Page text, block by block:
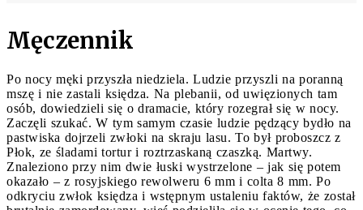
Męczennik
Po nocy męki przyszła niedziela. Ludzie przyszli na poranną
mszę i nie zastali księdza. Na plebanii, od uwięzionych tam
osób, dowiedzieli się o dramacie, który rozegrał się w nocy.
Zaczęli szukać. W tym samym czasie ludzie pędzący bydło na
pastwiska dojrzeli zwłoki na skraju lasu. To był proboszcz z
Płok, ze śladami tortur i roztrzaskaną czaszką. Martwy.
Znaleziono przy nim dwie łuski wystrzelone – jak się potem
okazało – z rosyjskiego rewolweru 6 mm i colta 8 mm. Po
odkryciu zwłok księdza i wstępnym ustaleniu faktów, że został